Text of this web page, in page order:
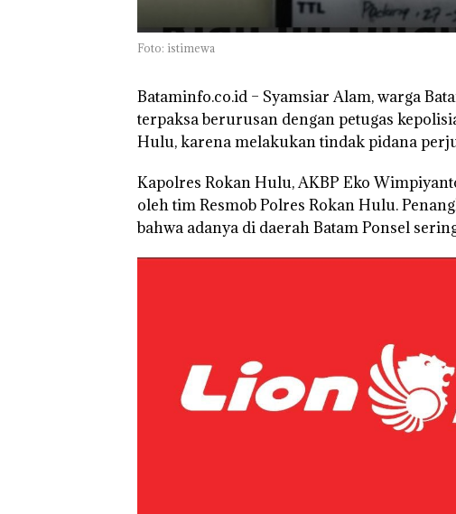
Foto: istimewa
Bataminfo.co.id – Syamsiar Alam, warga
terpaksa berurusan dengan petugas
Hulu, karena melakukan tindak pidana
Kapolres Rokan Hulu, AKBP Eko
oleh tim Resmob Polres Rokan Hulu.
bahwa adanya di daerah Batam Ponsel